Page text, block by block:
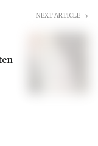
NEXT ARTICLE